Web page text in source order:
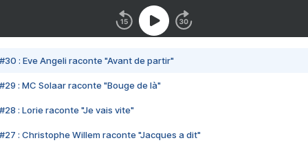
#30 : Eve Angeli raconte "Avant de partir"
#29 : MC Solaar raconte "Bouge de là"
#28 : Lorie raconte "Je vais vite"
#27 : Christophe Willem raconte "Jacques a dit"